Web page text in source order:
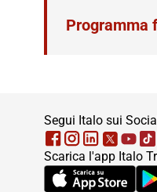
Programma
Segui Italo sui
Scarica l'app Italo
(Si apre in una